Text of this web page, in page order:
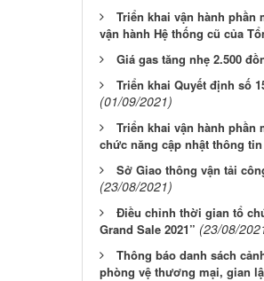
Triển khai vận hành
vận hành Hệ thống cũ của
Giá gas tăng nhẹ 2.500
Triển khai Quyết định số
(01/09/2021)
Triển khai vận hành
chức năng cập nhật thông
Sở Giao thông vận tải
(23/08/2021)
Điều chỉnh thời gian tổ
Grand Sale 2021” (23/08/
Thông báo danh sách
phòng vệ thương mại, gian